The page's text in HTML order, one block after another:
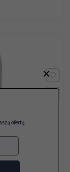
SERWIS | CE658A |
×
ofertą